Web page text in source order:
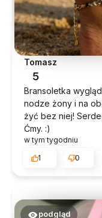
Tomasz
5
Bransoletka
nodze żony i na
żyć bez niej!
Ćmy. :)
w tym tygodniu
1
0
podgląd